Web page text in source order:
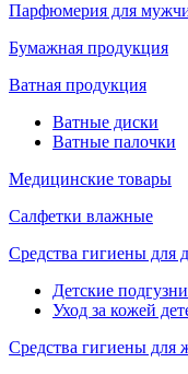
Парфюмерия для
Бумажная продукция
Ватная продукция
Ватные диски
Ватные палочки
Медицинские товары
Салфетки влажные
Средства гигиены для
Детские
Уход за кожей
Средства гигиены для